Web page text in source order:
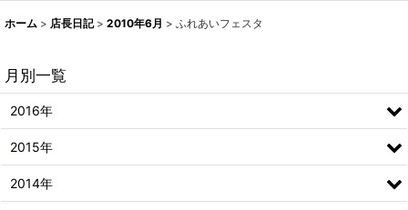
ホーム > 店長日記 > 2010年6月 > ふれあいフェスタ
月別一覧
2016年
2015年
2014年